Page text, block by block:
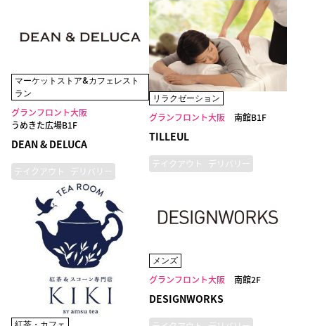
マーケットストア&カフェレスト
ラン
グランフロント大阪
うめきた広場B1F
DEAN & DELUCA
テイクアウト デリバリー
リラクゼーション
グランフロント大阪 南館B1F
TILLEUL
テイクアウト デリバリー
メンズ
グランフロント大阪 南館2F
DESIGNWORKS